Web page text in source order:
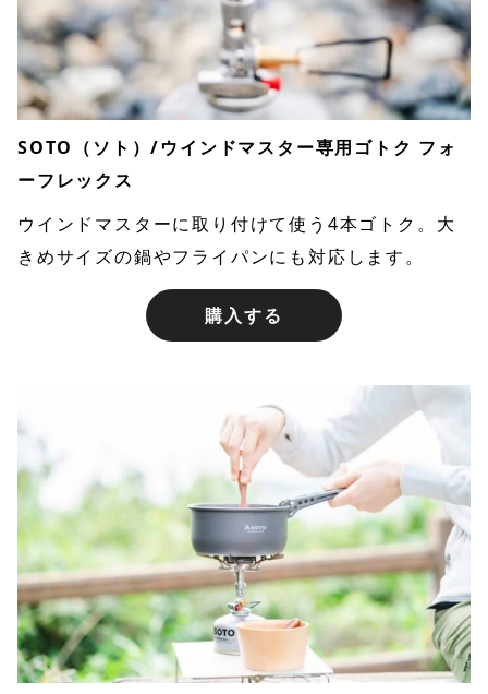
SOTO（ソト）/ウインドマスター専用ゴトク フォ
ーフレックス
ウインドマスターに取り付けて使う4本ゴトク。大
きめサイズの鍋やフライパンにも対応します。
購入する